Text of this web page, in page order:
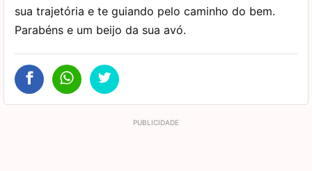
sua trajetória e te guiando pelo caminho do bem.
Parabéns e um beijo da sua avó.